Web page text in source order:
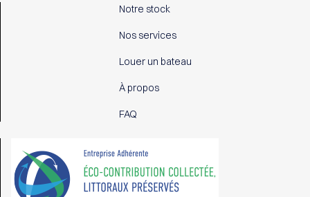
Notre stock
Nos services
Louer un bateau
À propos
FAQ